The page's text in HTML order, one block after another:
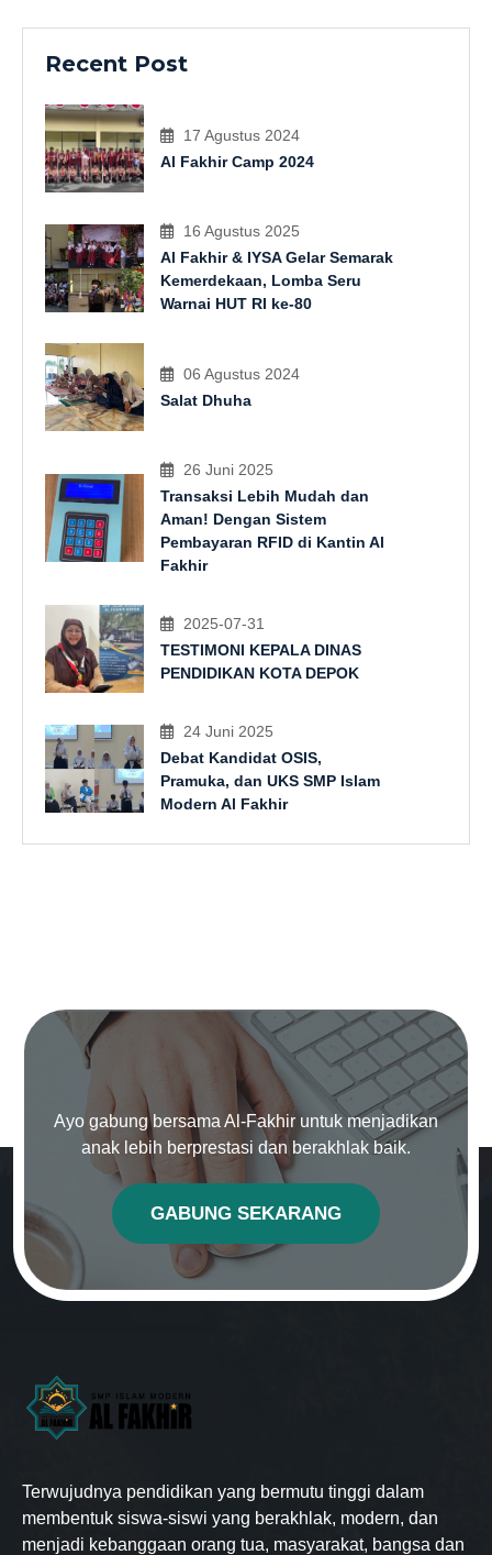
Recent Post
17 Agustus 2024
Al Fakhir Camp 2024
16 Agustus 2025
Al Fakhir & IYSA Gelar Semarak
Kemerdekaan, Lomba Seru
Warnai HUT RI ke-80
06 Agustus 2024
Salat Dhuha
26 Juni 2025
Transaksi Lebih Mudah dan
Aman! Dengan Sistem
Pembayaran RFID di Kantin Al
Fakhir
2025-07-31
TESTIMONI KEPALA DINAS
PENDIDIKAN KOTA DEPOK
24 Juni 2025
Debat Kandidat OSIS,
Pramuka, dan UKS SMP Islam
Modern Al Fakhir
Ayo gabung bersama Al-Fakhir untuk menjadikan
anak lebih berprestasi dan berakhlak baik.
GABUNG SEKARANG
Terwujudnya pendidikan yang bermutu tinggi dalam
membentuk siswa-siswi yang berakhlak, modern, dan
menjadi kebanggaan orang tua, masyarakat, bangsa dan